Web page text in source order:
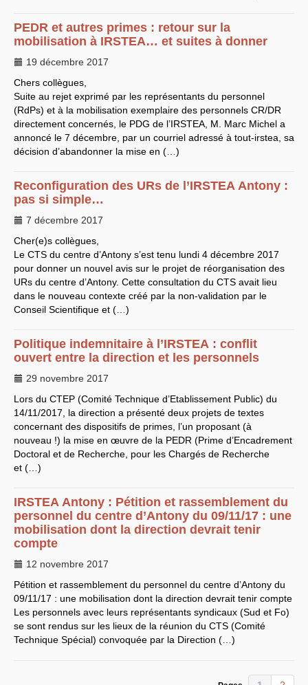
Année 2007
Année 2006
Année 2005
Année 2003
LES BRANCHES
CNRS - INRIA
Archives diverses
Archives temporaires
Affaires en cours ou pour
mémoire
Accès aux moyens
Concours interne
DGG
Evaluation des Ingénieurs
SIRHUS- Dossier
Suppléments familial de
traitement
Plate-forme revendicative
Références, utilitaires,etc.
CNRS
Instances duCNRS
Archives
CCP 2011
CoNRS 2008
CT2012
C.S.duCNRS2014
CA
2013
CAP
2005
CAP2008
CAP 2011
CNSPH
CT2011 - 2014
2015-2018
CT-CAP-CCP2014
Sections du Comité
National de la Recherche
L’actualité de la branche
Année 2024
Année 2023
Année 2022
Année 2020
Année 2019
PEDR et autres primes : retour sur la
mobilisation à IRSTEA… et suites à donner
19 décembre 2017
Chers collègues,
Suite au rejet exprimé par les représentants du personnel
(RdPs) et à la mobilisation exemplaire des personnels CR/DR
directement concernés, le PDG de l’IRSTEA , M. Marc Michel a
annoncé le 7 décembre, par un courriel adressé à tout-irstea, sa
décision d’abandonner la mise en (…)
Reconfiguration des URs de l’IRSTEA Antony :
pas si simple…
7 décembre 2017
Cher(e)s collègues,
Le CTS du centre d’Antony s’est tenu lundi 4 décembre 2017
pour donner un nouvel avis sur le projet de réorganisation des
URs du centre d’Antony. Cette consultation du CTS avait lieu
dans le nouveau contexte créé par la non-validation par le
Conseil Scientifique et (…)
Politique indemnitaire à l’IRSTEA : conflit
ouvert entre la direction et les personnels
29 novembre 2017
Lors du CTEP (Comité Technique d’Etablissement Public) du
14/11/2017, la direction a présenté deux projets de textes
concernant des dispositifs de primes, l’un proposant (à
nouveau !) la mise en œuvre de la PEDR (Prime d’Encadrement
Doctoral et de Recherche, pour les Chargés de Recherche
et (…)
IRSTEA Antony : Pétition et rassemblement du
personnel du centre d’Antony du 09/11/17 : une
mobilisation dont la direction devrait tenir
compte
12 novembre 2017
Pétition et rassemblement du personnel du centre d’Antony du
09/11/17 : une mobilisation dont la direction devrait tenir compte
Les personnels avec leurs représentants syndicaux (Sud et Fo)
se sont rendus sur les lieux de la réunion du CTS (Comité
Technique Spécial) convoquée par la Direction (…)